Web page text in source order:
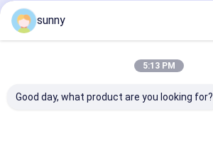
sunny
5:13 PM
Good day, what product are you looking for?